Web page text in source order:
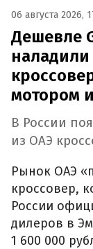
06 августа 2026,
Дешевле
мотором
В России
из ОАЭ
Рынок ОАЭ
кроссовер,
России
дилеров в
1 600 000